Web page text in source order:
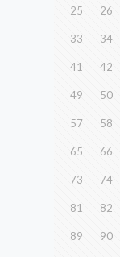
25 26
33 34
41 42
49 50
57 58
65 66
73 74
81 82
89 90